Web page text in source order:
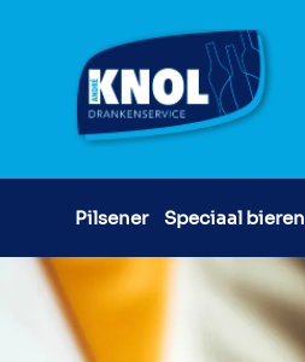
Pilsener Speciaal bieren